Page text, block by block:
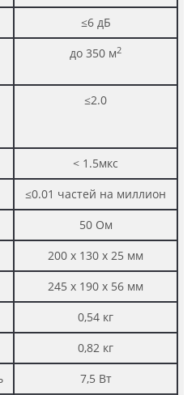
≤6 дБ
до 350 м2
≤2.0
< 1.5мкс
≤0.01 частей на миллион
50 Ом
200 х 130 х 25 мм
245 х 190 х 56 мм
0,54 кг
0,82 кг
7,5 Вт